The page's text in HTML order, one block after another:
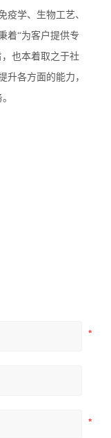
疫学、生物工艺、
着“为客户提供专
也本着取之于社
升各方面的能力，